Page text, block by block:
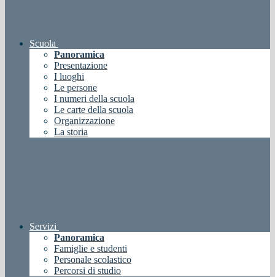
Scuola
Panoramica
Presentazione
I luoghi
Le persone
I numeri della scuola
Le carte della scuola
Organizzazione
La storia
Servizi
Panoramica
Famiglie e studenti
Personale scolastico
Percorsi di studio